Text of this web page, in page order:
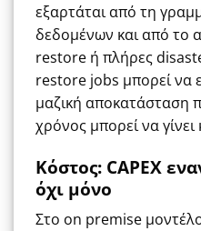
εξαρτάται από τη
δεδομένων και από το
restore ή πλήρες
restore jobs μπορεί να
μαζική αποκατάσταση
χρόνος μπορεί να
Κόστος: CAPEX
όχι μόνο
Στο on premise